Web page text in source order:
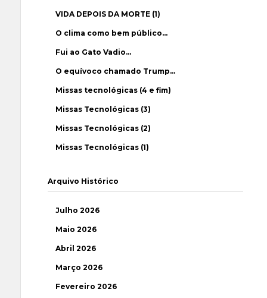
VIDA DEPOIS DA MORTE (1)
O clima como bem público…
Fui ao Gato Vadio…
O equívoco chamado Trump…
Missas tecnológicas (4 e fim)
Missas Tecnológicas (3)
Missas Tecnológicas (2)
Missas Tecnológicas (1)
Arquivo Histórico
Julho 2026
Maio 2026
Abril 2026
Março 2026
Fevereiro 2026